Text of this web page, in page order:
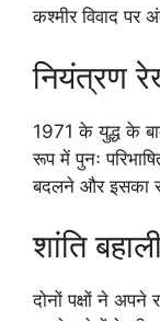
कश्मीर विवाद पर
नियंत्रण
1971 के युद्ध के
रूप में पुनः
बदलने और इसका
शांति
दोनों पक्षों ने